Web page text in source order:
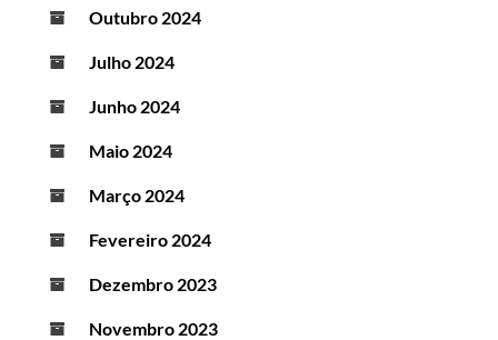
Outubro 2024
Julho 2024
Junho 2024
Maio 2024
Março 2024
Fevereiro 2024
Dezembro 2023
Novembro 2023